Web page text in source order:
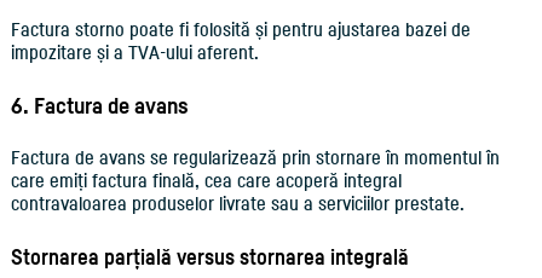
Factura storno poate fi folosită și pentru ajustarea bazei de
impozitare și a TVA-ului aferent.
6. Factura de avans
Factura de avans se regularizează prin stornare în momentul în
care emiți factura finală, cea care acoperă integral
contravaloarea produselor livrate sau a serviciilor prestate.
Stornarea parțială versus stornarea integrală